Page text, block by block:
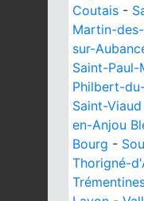
Coutais -
Martin-
sur-
Saint-Paul-
Philbert-
Saint-Viaud
en-Anjou
Bourg -
Thorigné-